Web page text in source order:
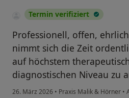
Termin verifiziert
Professionell, offen,
nimmt sich die Zeit
auf höchstem
diagnostischen Niveau zu
26. März 2026 • Praxis Malik & Hörner •